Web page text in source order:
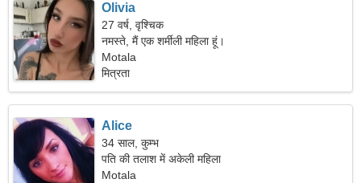
Olivia
27 वर्ष, वृश्चिक
नमस्ते, मैं एक शर्मीली महिला हूं।
Motala
मित्रता
Alice
34 साल, कुम्भ
पति की तलाश में अकेली महिला
Motala